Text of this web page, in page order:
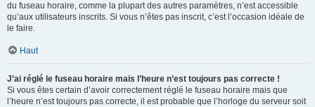
du fuseau horaire, comme la plupart des autres paramètres, n’est accessible
qu’aux utilisateurs inscrits. Si vous n’êtes pas inscrit, c’est l’occasion idéale de
le faire.
Haut
J’ai réglé le fuseau horaire mais l’heure n’est toujours pas correcte !
Si vous êtes certain d’avoir correctement réglé le fuseau horaire mais que
l’heure n’est toujours pas correcte, il est probable que l’horloge du serveur soit